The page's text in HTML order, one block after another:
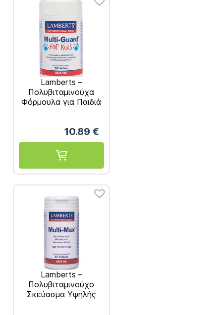
Lamberts –
Πολυβιταμινούχα
Φόρμουλα για Παιδιά
10.89 €
Lamberts –
Πολυβιταμινούχο
Σκεύασμα Yψηλής